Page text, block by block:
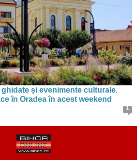
și evenimente culturale.
în Oradea în acest weekend
1